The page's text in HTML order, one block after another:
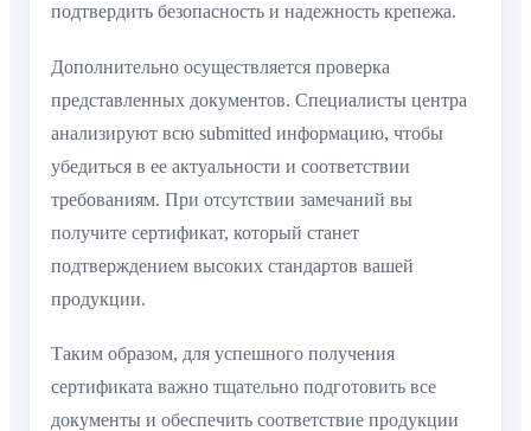
подтвердить безопасность и надежность крепежа.
Дополнительно осуществляется проверка
представленных документов. Специалисты центра
анализируют всю submitted информацию, чтобы
убедиться в ее актуальности и соответствии
требованиям. При отсутствии замечаний вы
получите сертификат, который станет
подтверждением высоких стандартов вашей
продукции.
Таким образом, для успешного получения
сертификата важно тщательно подготовить все
документы и обеспечить соответствие продукции